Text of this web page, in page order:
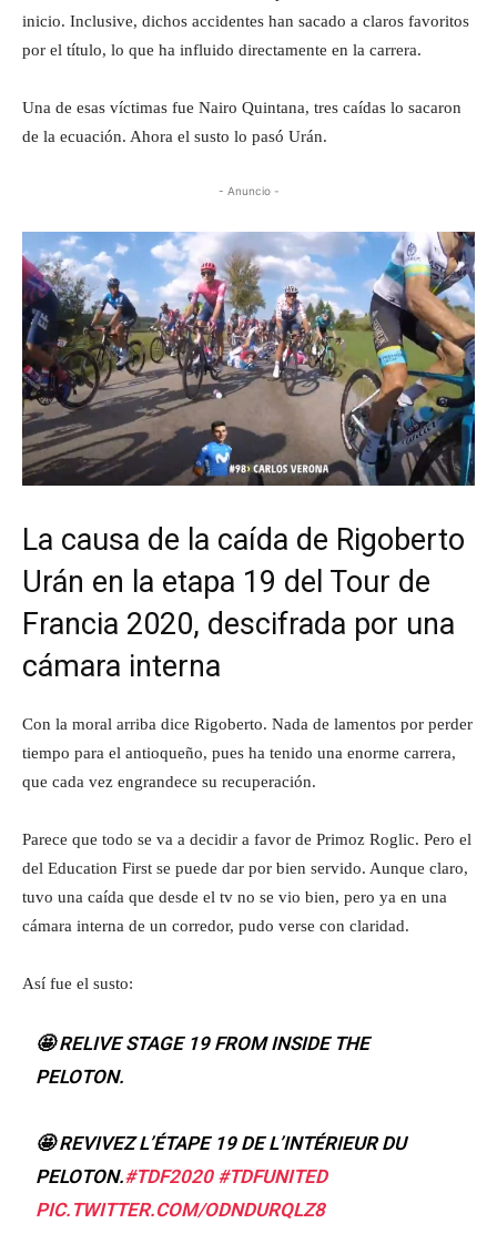
inicio. Inclusive, dichos accidentes han sacado a claros favoritos
por el título, lo que ha influido directamente en la carrera.
Una de esas víctimas fue Nairo Quintana, tres caídas lo sacaron
de la ecuación. Ahora el susto lo pasó Urán.
- Anuncio -
La causa de la caída de Rigoberto
Urán en la etapa 19 del Tour de
Francia 2020, descifrada por una
cámara interna
Con la moral arriba dice Rigoberto. Nada de lamentos por perder
tiempo para el antioqueño, pues ha tenido una enorme carrera,
que cada vez engrandece su recuperación.
Parece que todo se va a decidir a favor de Primoz Roglic. Pero el
del Education First se puede dar por bien servido. Aunque claro,
tuvo una caída que desde el tv no se vio bien, pero ya en una
cámara interna de un corredor, pudo verse con claridad.
Así fue el susto:
🤩 RELIVE STAGE 19 FROM INSIDE THE
PELOTON.
🤩 REVIVEZ L’ÉTAPE 19 DE L’INTÉRIEUR DU
PELOTON.#TDF2020 #TDFUNITED
PIC.TWITTER.COM/ODNDURQLZ8